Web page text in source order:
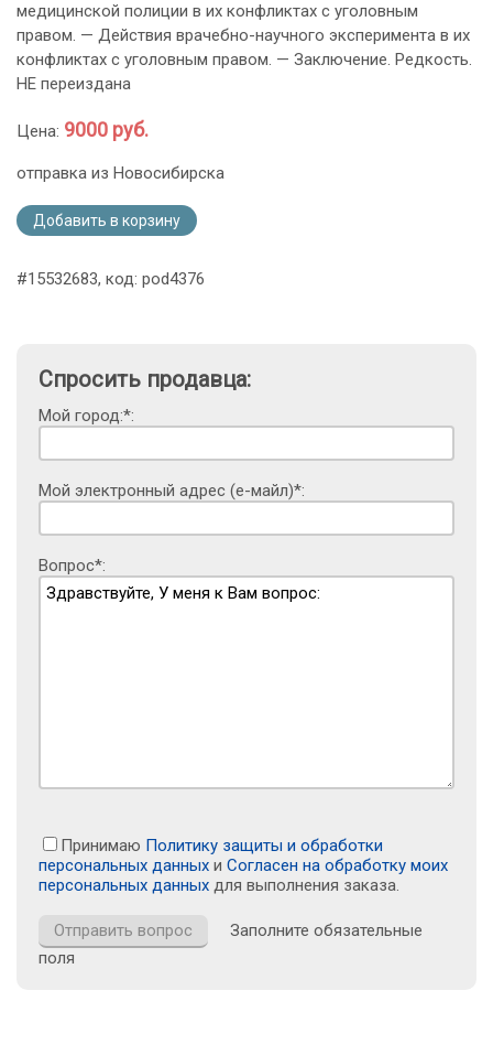
медицинской полиции в их конфликтах с уголовным
правом. — Действия врачебно-научного эксперимента в их
конфликтах с уголовным правом. — Заключение. Редкость.
НЕ переиздана
Цена: 9000 руб.
отправка из Новосибирска
Добавить в корзину
#15532683, код: pod4376
Спросить продавца:
Мой город:*:
Мой электронный адрес (е-майл)*:
Вопрос*:
Принимаю Политику защиты и обработки
персональных данных и Согласен на обработку моих
персональных данных для выполнения заказа.
Заполните обязательные
поля